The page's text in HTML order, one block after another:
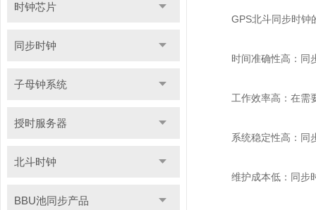
时钟芯片
同步时钟
子母钟系统
授时服务器
北斗时钟
BBU池同步产品
GPS北斗同步时钟
时间准确性高：同步
工作效率高：在需要
系统稳定性高：同步
维护成本低：同步时